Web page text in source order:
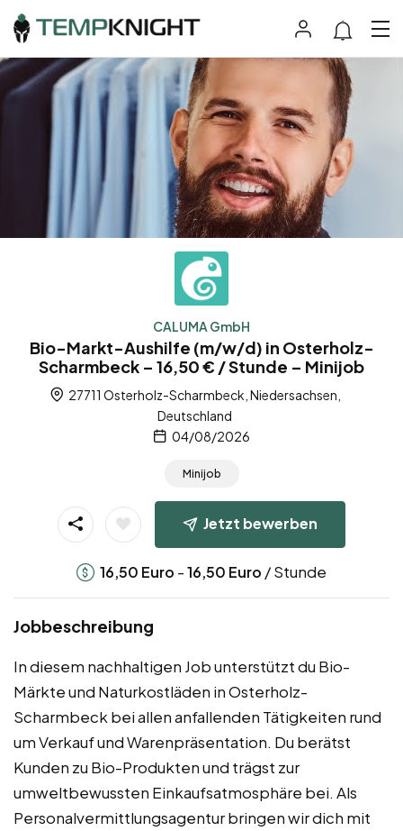
CALUMA GmbH
Bio-Markt-Aushilfe (m/w/d) in Osterholz-
Scharmbeck – 16,50 € / Stunde – Minijob
27711 Osterholz-Scharmbeck, Niedersachsen,
Deutschland
04/08/2026
Minijob
Jetzt bewerben
16,50 Euro -16,50 Euro / Stunde
Jobbeschreibung
In diesem nachhaltigen Job unterstützt du Bio-
Märkte und Naturkostläden in Osterholz-
Scharmbeck bei allen anfallenden Tätigkeiten rund
um Verkauf und Warenpräsentation. Du berätst
Kunden zu Bio-Produkten und trägst zur
umweltbewussten Einkaufsatmosphäre bei. Als
Personalvermittlungsagentur bringen wir dich mit